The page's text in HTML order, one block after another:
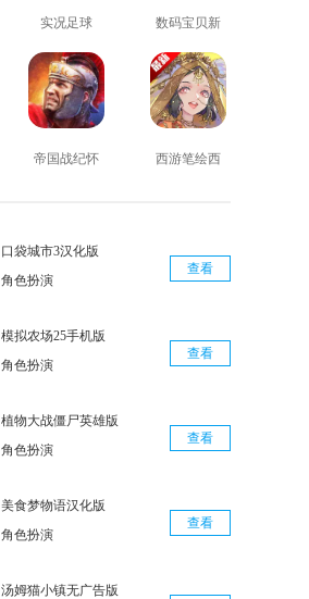
实况足球
2008安卓版
查看
数码宝贝新
世纪免费版
查看
帝国战纪怀
西游笔绘西
口袋城市3汉化版
角色扮演
查看
模拟农场25手机版
角色扮演
查看
植物大战僵尸英雄版
角色扮演
查看
美食梦物语汉化版
角色扮演
查看
汤姆猫小镇无广告版